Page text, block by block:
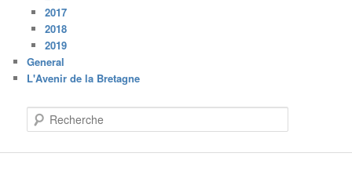
2017
2018
2019
General
L'Avenir de la Bretagne
e